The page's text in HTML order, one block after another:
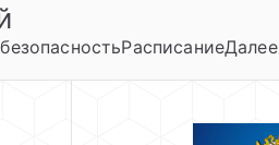
РасписаниеДалее